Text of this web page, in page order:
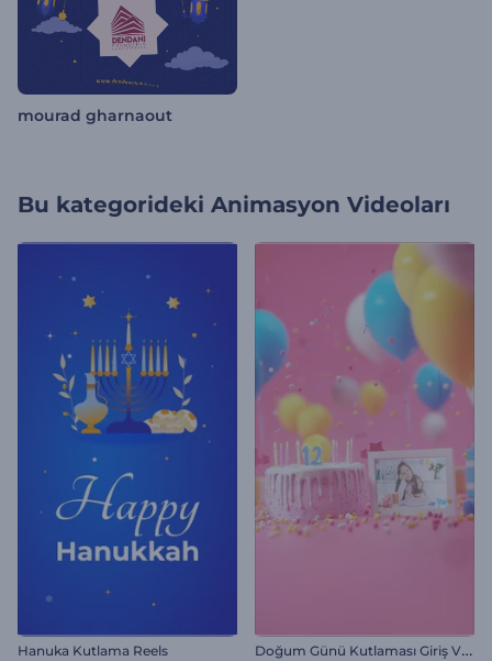
mourad gharnaout
Bu kategorideki Animasyon Videoları
Hanuka Kutlama Reels D
oğum Günü Kutlaması Giriş Videosu